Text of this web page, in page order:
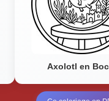
Axolotl en